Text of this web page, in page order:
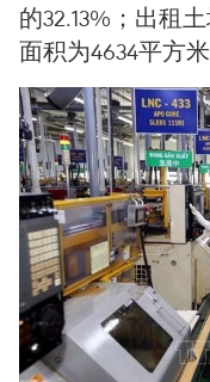
的32.13%；出租
面积为4634平方米